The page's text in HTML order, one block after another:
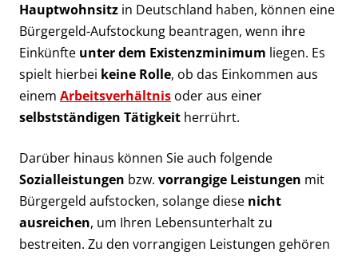
Hauptwohnsitz in Deutschland haben, können eine
Bürgergeld-Aufstockung beantragen, wenn ihre
Einkünfte unter dem Existenzminimum liegen. Es
spielt hierbei keine Rolle, ob das Einkommen aus
einem Arbeitsverhältnis oder aus einer
selbstständigen Tätigkeit herrührt.
Darüber hinaus können Sie auch folgende
Sozialleistungen bzw. vorrangige Leistungen mit
Bürgergeld aufstocken, solange diese nicht
ausreichen, um Ihren Lebensunterhalt zu
bestreiten. Zu den vorrangigen Leistungen gehören